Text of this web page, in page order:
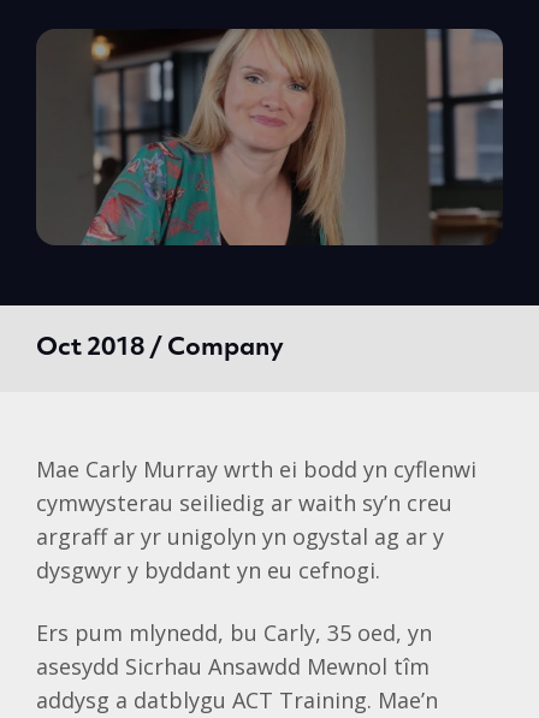
Oct 2018 / Company
Mae Carly Murray wrth ei bodd yn cyflenwi
cymwysterau seiliedig ar waith sy’n creu
argraff ar yr unigolyn yn ogystal ag ar y
dysgwyr y byddant yn eu cefnogi.
Ers pum mlynedd, bu Carly, 35 oed, yn
asesydd Sicrhau Ansawdd Mewnol tîm
addysg a datblygu ACT Training. Mae’n